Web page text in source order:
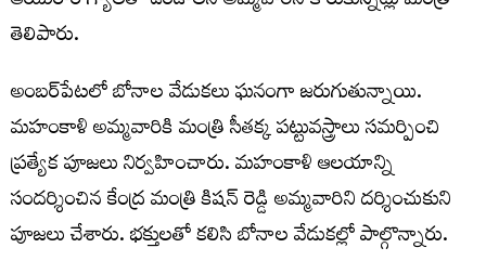
తెలిపారు.
అంబర్‌పేటలో బోనాల వేడుకలు ఘనంగా జరుగుతున్నాయి.
మహంకాళి అమ్మవారికి మంత్రి సీతక్క పట్టువస్త్రాలు సమర్పించి
ప్రత్యేక పూజలు నిర్వహించారు. మహంకాళి ఆలయాన్ని
సందర్శించిన కేంద్ర మంత్రి కిషన్ రెడ్డి అమ్మవారిని దర్శించుకుని
పూజలు చేశారు. భక్తులతో కలిసి బోనాల వేడుకల్లో పాల్గొన్నారు.